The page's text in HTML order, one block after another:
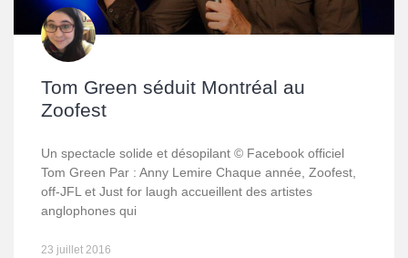
Tom Green séduit Montréal au
Zoofest
Un spectacle solide et désopilant © Facebook officiel
Tom Green Par : Anny Lemire Chaque année, Zoofest,
off-JFL et Just for laugh accueillent des artistes
anglophones qui
23 juillet 2016